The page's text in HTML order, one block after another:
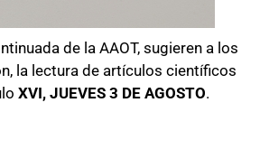
de la AAOT, sugieren a los
la lectura de artículos científicos
XVI, JUEVES 3 DE AGOSTO.